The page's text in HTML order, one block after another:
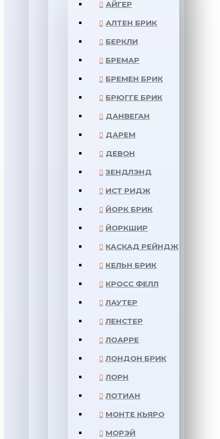
АЙГЕР
АЛТЕН БРИК
БЕРКЛИ
БРЕМАР
БРЕМЕН БРИК
БРЮГГЕ БРИК
ДАНВЕГАН
ДАРЕМ
ДЕВОН
ЗЕНДЛЭНД
ИСТ РИДЖ
ЙОРК БРИК
ЙОРКШИР
КАСКАД РЕЙНДЖ
КЕЛЬН БРИК
КРОСС ФЕЛЛ
ЛАУТЕР
ЛЕНСТЕР
ЛОАРРЕ
ЛОНДОН БРИК
ЛОРН
ЛОТИАН
МОНТЕ КЬЯРО
МОРЭЙ